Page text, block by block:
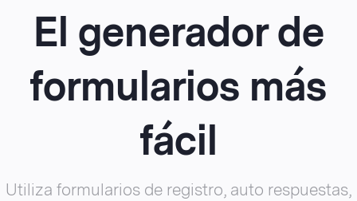
El generador de
formularios más
fácil
Utiliza formularios de registro, auto respuestas,